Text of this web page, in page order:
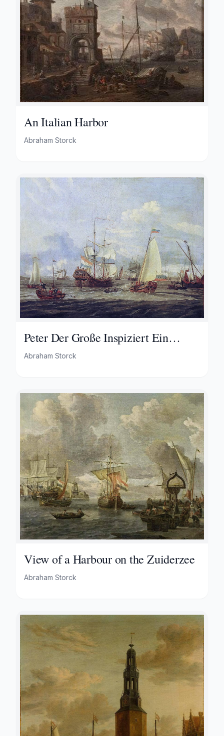
An Italian Harbor
Abraham Storck
Peter Der Große Inspiziert Ein
Schiff Bei Amsterdam
Abraham Storck
View of a Harbour on the Zuiderzee
Abraham Storck